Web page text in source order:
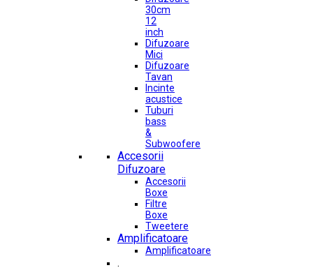
30cm
12
inch
Difuzoare
Mici
Difuzoare
Tavan
Incinte
acustice
Tuburi
bass
&
Subwoofere
Accesorii
Difuzoare
Accesorii
Boxe
Filtre
Boxe
Tweetere
Amplificatoare
Amplificatoare
.